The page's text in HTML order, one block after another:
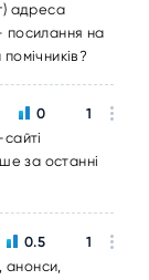
адреса
посилання на
за останні
0 1
анонси,
0.5 1